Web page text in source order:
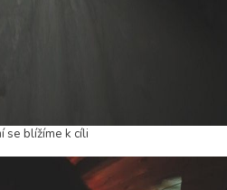
se blížíme k cíli